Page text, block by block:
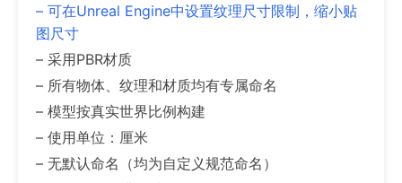
– 可在Unreal Engine中设置纹理尺寸限制，缩小贴
图尺寸
– 采用PBR材质
– 所有物体、纹理和材质均有专属命名
– 模型按真实世界比例构建
– 使用单位：厘米
– 无默认命名（均为自定义规范命名）